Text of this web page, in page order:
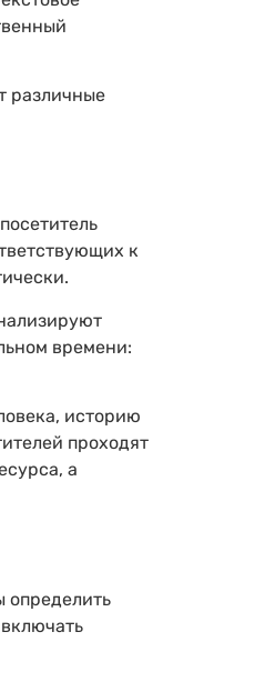
различные
к
времени:
историю
проходят
а
определить